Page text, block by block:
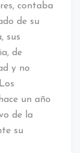
contaba
de su
sus
de
y no
un año
de la
su